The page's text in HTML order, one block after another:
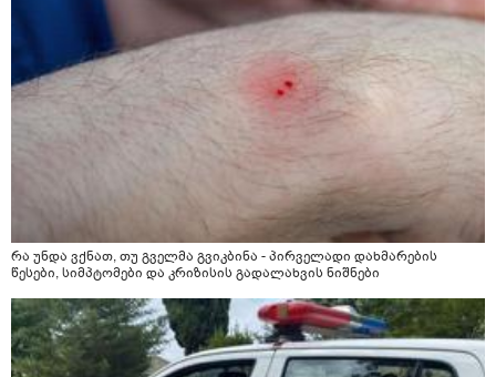
რა უნდა ვქნათ, თუ გველმა გვიკბინა - პირველადი დახმარების
წესები, სიმპტომები და კრიზისის გადალახვის ნიშნები